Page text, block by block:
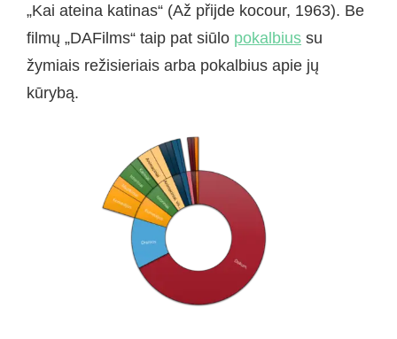
„Kai ateina katinas“ (Až přijde kocour, 1963). Be
filmų „DAFilms“ taip pat siūlo pokalbius su
žymiais režisieriais arba pokalbius apie jų
kūrybą.